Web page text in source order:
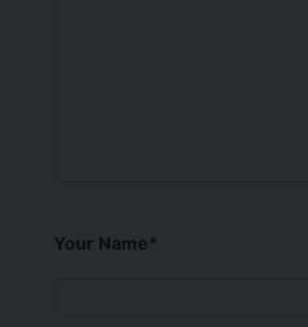
Your Name*